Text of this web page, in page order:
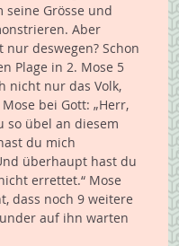
seine Grösse und
Aber
deswegen? Schon
Plage in 2. Mose 5
nicht nur das Volk,
bei Gott: „Herr,
so übel an diesem
du mich
überhaupt hast du
errettet.“ Mose
dass noch 9 weitere
auf ihn warten